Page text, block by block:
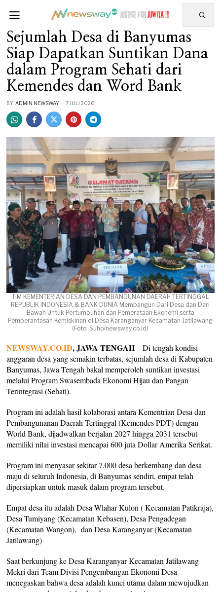
Sejumlah Desa di Banyumas
Siap Dapatkan Suntikan Dana
dalam Program Sehati dari
Kemendes dan Word Bank
BY ADMIN NEWSWAY 7 JULI 2026
TIM KEMENTERIAN DESA DAN PEMBANGUNAN DAERAH TERTINGGAL
REPUBLIK INDONESIA & BANK DUNIA Membangun Dari Desa dan Dari
Bawah Untuk Pertumbuhan dan Pemerataan Ekonomi serta
Pemberantasan Kemiskinan di Desa Karanganyar Kecamatan Jatilawang
(Foto: Suho/newsway.co.id)
NEWSWAY.CO.ID, JAWA TENGAH– Di tengah kondisi
anggaran desa yang semakin terbatas, sejumlah desa di Kabupaten
Banyumas, Jawa Tengah bakal memperoleh suntikan investasi
melalui Program Swasembada Ekonomi Hijau dan Pangan
Terintegrasi (Sehati).
Program ini adalah hasil kolaborasi antara Kementrian Desa dan
Pembangunanan Daerah Tertinggal (Kemendes PDT) dengan
World Bank, dijadwalkan berjalan 2027 hingga 2031 tersebut
memiliki nilai investasi mencapai 600 juta Dollar Amerika Serikat.
Program ini menyasar sekitar 7.000 desa berkembang dan desa
maju di seluruh Indonesia, di Banyumas sendiri, empat telah
dipersiapkan untuk masuk dalam program tersebut.
Empat desa itu adalah Desa Wlahar Kulon ( Kecamatan Patikraja),
Desa Tumiyang (Kecamatan Kebasen), Desa Pengadegan
(Kecamatan Wangon), dan Desa Karanganyar (Kecamatan
Jatilawang)
Saat berkunjung ke Desa Karanganyar Kecamatan Jatilawang
Mekri dari Team Divisi Pengembangan Ekonomi Desa
menegaskan bahwa desa adalah kunci utama dalam mewujudkan